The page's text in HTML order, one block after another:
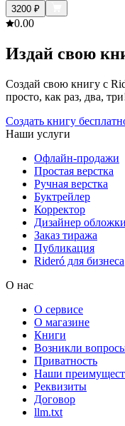
3200 ₽
0.00
Издай свою
Создай свою книгу с
просто, как раз, два,
Создать книгу
Наши услуги
Офлайн-продажи
Простая верстка
Ручная верстка
Буктрейлер
Корректор
Дизайнер обложки
Заказ тиража
Публикация
Rideró для бизнеса
О нас
О сервисе
О магазине
Книги
Возникли
Приватность
Наши
Реквизиты
Договор
llm.txt